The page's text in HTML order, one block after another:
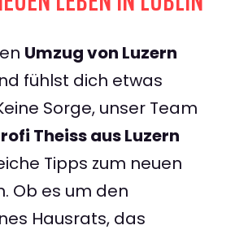
Umzug von Luzern
fühlst dich etwas
Sorge, unser Team
Theiss aus Luzern
Tipps zum neuen
Ob es um den
Hausrats, das